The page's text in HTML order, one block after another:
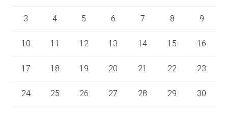
3 4 5 6 7 8 9
10 11 12 13 14 15 16
17 18 19 20 21 22 23
24 25 26 27 28 29 30